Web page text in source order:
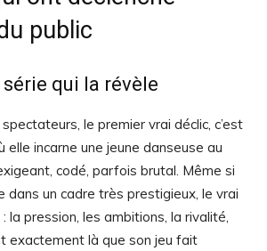
public
série qui la révèle
le premier vrai déclic, c’est
elle incarne une jeune danseuse au
codé, parfois brutal. Même si
dans un cadre très prestigieux, le vrai
la pression, les ambitions, la rivalité,
exactement là que son jeu fait